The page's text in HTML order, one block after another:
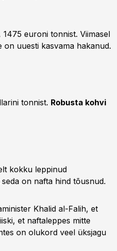
euroni tonnist. Viimasel
uuesti kasvama hakanud.
tonnist. Robusta kohvi
kokku leppinud
on nafta hind tõusnud.
Khalid al-Falih, et
et naftaleppes mitte
on olukord veel üksjagu